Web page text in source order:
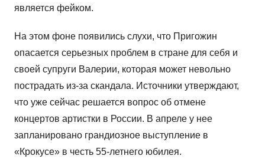
является фейком.
На этом фоне появились слухи, что Пригожин
опасается серьезных проблем в стране для себя и
своей супруги Валерии, которая может невольно
пострадать из-за скандала. Источники утверждают,
что уже сейчас решается вопрос об отмене
концертов артистки в России. В апреле у нее
запланировано грандиозное выступление в
«Крокусе» в честь 55-летнего юбилея.